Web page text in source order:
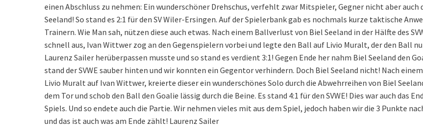
einen Abschluss zu nehmen: Ein wunderschöner Drehschus, verfehlt zwar Mitspieler, Gegner nicht aber auch
Seeland! So stand es 2:1 für den SV Wiler-Ersingen. Auf der Spielerbank gab es nochmals kurze taktische
Trainern. Wie Man sah, nützen diese auch etwas. Nach einem Ballverlust von Biel Seeland in der Hälfte des
schnell aus, Ivan Wittwer zog an den Gegenspielern vorbei und legte den Ball auf Livio Muralt, der den Ball
Laurenz Sailer herüberpassen musste und so stand es verdient 3:1! Gegen Ende her nahm Biel Seeland den
stand der SVWE sauber hinten und wir konnten ein Gegentor verhindern. Doch Biel Seeland nicht! Nach
Livio Muralt auf Ivan Wittwer, kreierte dieser ein wunderschönes Solo durch die Abwehrreihen von Biel
dem Tor und schob den Ball den Goalie lässig durch die Beine. Es stand 4:1 für den SVWE! Dies war auch das
Spiels. Und so endete auch die Partie. Wir nehmen vieles mit aus dem Spiel, jedoch haben wir die 3 Punkte
und das ist auch was am Ende zählt! Laurenz Sailer